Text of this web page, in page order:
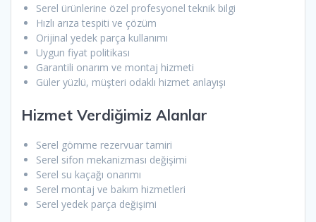
Serel ürünlerine özel profesyonel teknik bilgi
Hızlı arıza tespiti ve çözüm
Orijinal yedek parça kullanımı
Uygun fiyat politikası
Garantili onarım ve montaj hizmeti
Güler yüzlü, müşteri odaklı hizmet anlayışı
Hizmet Verdiğimiz Alanlar
Serel gömme rezervuar tamiri
Serel sifon mekanizması değişimi
Serel su kaçağı onarımı
Serel montaj ve bakım hizmetleri
Serel yedek parça değişimi